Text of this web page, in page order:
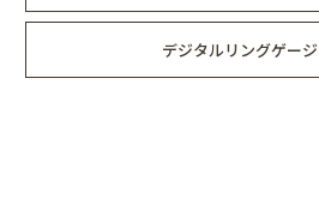
デジタルリングゲージ